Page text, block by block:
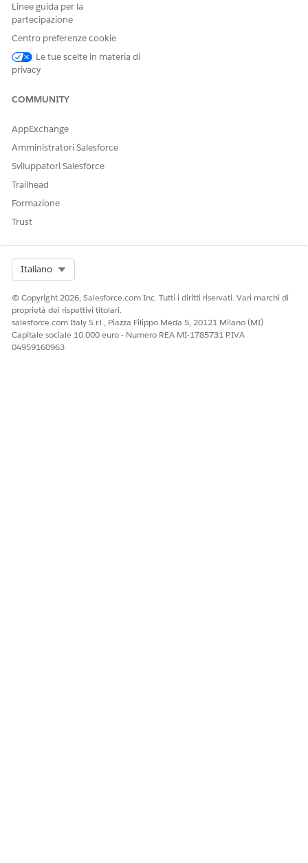
QUESTO ARTICOLO HA RISOLTO IL PROBLEMA?
Sì
Linee guida per la
partecipazione
Centro preferenze cookie
Le tue scelte in materia di
privacy
COMMUNITY
AppExchange
Amministratori Salesforce
Sviluppatori Salesforce
Trailhead
Formazione
Trust
Italiano
© Copyright 2026, Salesforce.com Inc. Tutti i diritti riservati. Vari marchi di
proprietà dei rispettivi titolari.
salesforce.com Italy S.r.l., Piazza Filippo Meda 5, 20121 Milano (MI)
Capitale sociale 10.000 euro - Numero REA MI-1785731 P.IVA
04959160963